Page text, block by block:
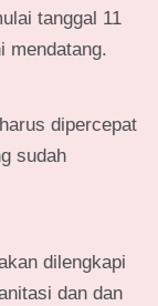
tanggal 11
mendatang.
dipercepat
sudah
dilengkapi
dan dan